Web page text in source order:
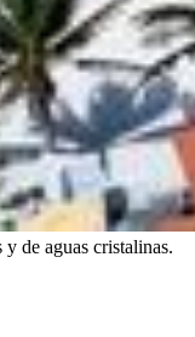
de aguas cristalinas.